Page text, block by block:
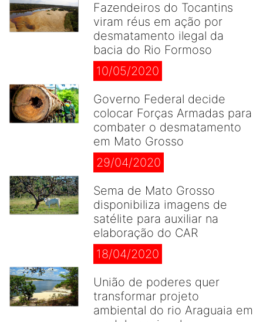
Fazendeiros do Tocantins
viram réus em ação por
desmatamento ilegal da
bacia do Rio Formoso
10/05/2020
Governo Federal decide
colocar Forças Armadas para
combater o desmatamento
em Mato Grosso
29/04/2020
Sema de Mato Grosso
disponibiliza imagens de
satélite para auxiliar na
elaboração do CAR
18/04/2020
União de poderes quer
transformar projeto
ambiental do rio Araguaia em